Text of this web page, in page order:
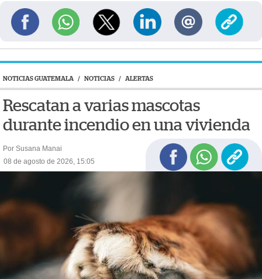
NOTICIAS GUATEMALA / NOTICIAS / ALERTAS
Rescatan a varias mascotas
durante incendio en una vivienda
Por Susana Manai
08 de agosto de 2026, 15:05